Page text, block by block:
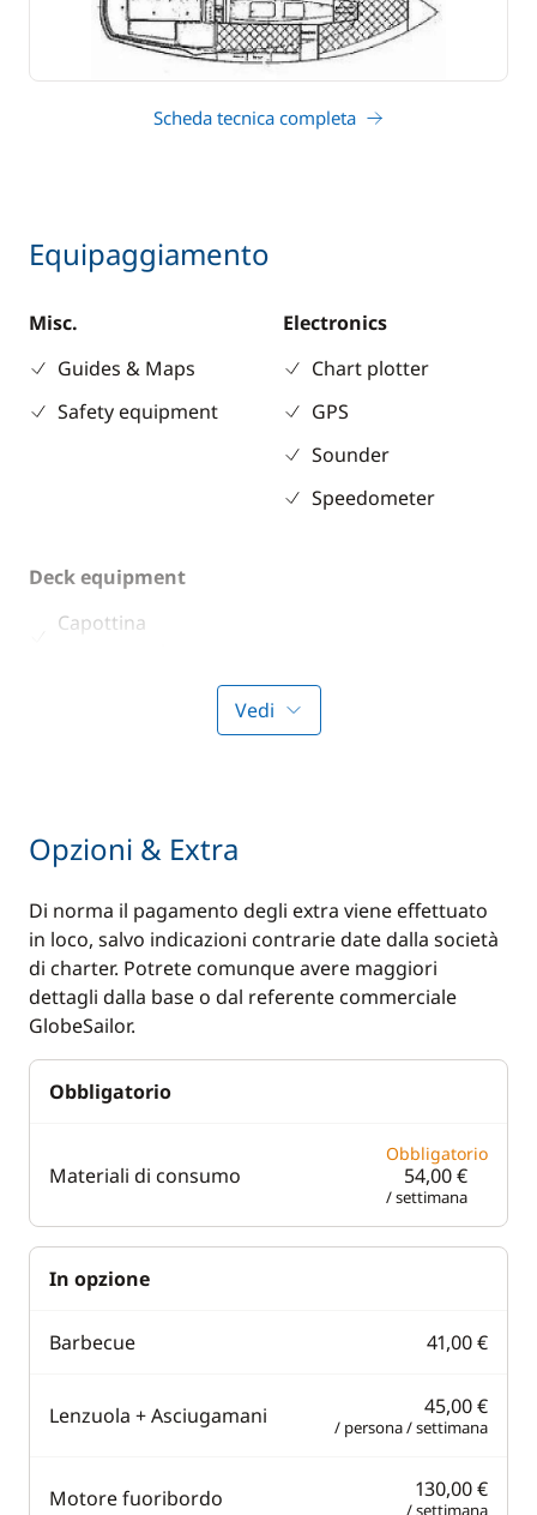
Scheda tecnica completa
Equipaggiamento
Misc.
Guides & Maps
Safety equipment
Electronics
Chart plotter
GPS
Sounder
Speedometer
Deck equipment
Capottina
Vedi
Opzioni & Extra
Di norma il pagamento degli extra viene effettuato
in loco, salvo indicazioni contrarie date dalla società
di charter. Potrete comunque avere maggiori
dettagli dalla base o dal referente commerciale
GlobeSailor.
Obbligatorio
Materiali di consumo
Obbligatorio
54,00 €
/ settimana
In opzione
Barbecue 41,00 €
Lenzuola + Asciugamani 45,00 €
/ persona / settimana
Motore fuoribordo 130,00 €
/ settimana